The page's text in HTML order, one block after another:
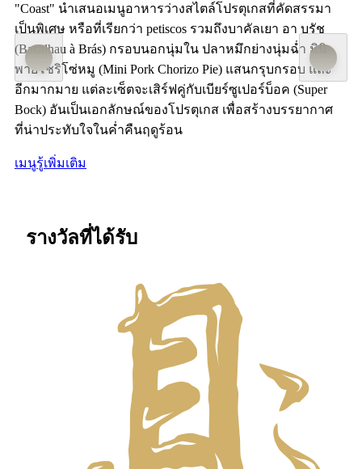
"Coast" นำเสนอเมนูอาหารว่างสไตล์โปรตุเกสที่คัดสรรมา
เป็นพิเศษ หรือที่เรียกว่า petiscos รวมถึงบาคัลเยา อา บรัช
(Bacalhau à Brás) กรอบนอกนุ่มใน ปลาหมึกย่างนุ่มฉ่ำ มินิ
พายโชริโซ่หมู (Mini Pork Chorizo Pie) แสนกรุบกรอบ และ
อีกมากมาย แต่ละเซ็ตจะเสิร์ฟคู่กับเบียร์ซูเปอร์บ็อค (Super
Bock) อันเป็นเอกลักษณ์ของโปรตุเกส เพื่อสร้างบรรยากาศ
ที่น่าประทับใจในค่ำคืนฤดูร้อน
เมนูรู้เพิ่มเติม
รางวัลที่ได้รับ